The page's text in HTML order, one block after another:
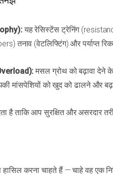
यह रेसिस्टेंस ट्रेनिंग
तनाव (वेटलिफ्टिंग) और पर्याप्त
मसल ग्रोथ को बढ़ावा देने
मांसपेशियों को खुद को ढालने और
है ताकि आप सुरक्षित और असरदार
करना चाहते हैं — चाहे वह एक